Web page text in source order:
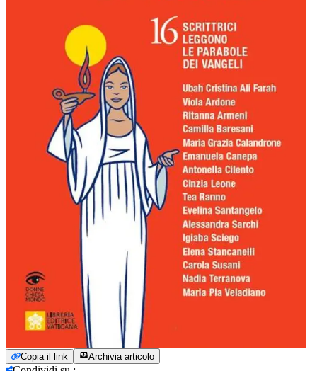
Copia il link Archivia articolo